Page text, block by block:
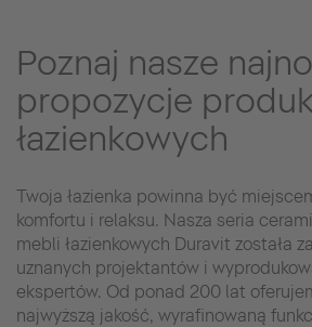
Poznaj nasze
propozycje
łazienkowych
Twoja łazienka powinna być
komfortu i relaksu. Nasza seria
mebli łazienkowych Duravit została
uznanych projektantów i
ekspertów. Od ponad 200 lat
najwyższą jakość, wyrafinowaną